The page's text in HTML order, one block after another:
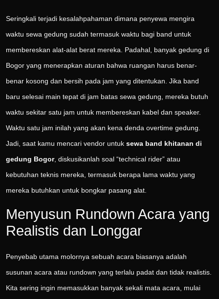
Seringkali terjadi kesalahpahaman dimana penyewa mengira
waktu sewa gedung sudah termasuk waktu bagi band untuk
membereskan alat-alat berat mereka. Padahal, banyak gedung di
Bogor yang menerapkan aturan bahwa ruangan harus benar-
benar kosong dan bersih pada jam yang ditentukan. Jika band
baru selesai main tepat di jam batas sewa gedung, mereka butuh
waktu sekitar satu jam untuk membereskan kabel dan speaker.
Waktu satu jam inilah yang akan kena denda overtime gedung.
Jadi, saat kamu mencari vendor untuk sewa band khitanan di
gedung Bogor, diskusikanlah soal “technical rider” atau
kebutuhan teknis mereka, termasuk berapa lama waktu yang
mereka butuhkan untuk bongkar pasang alat.
Menyusun Rundown Acara yang
Realistis dan Longgar
Penyebab utama molornya sebuah acara biasanya adalah
susunan acara atau rundown yang terlalu padat dan tidak realistis.
Kita sering ingin memasukkan banyak sekali mata acara, mulai